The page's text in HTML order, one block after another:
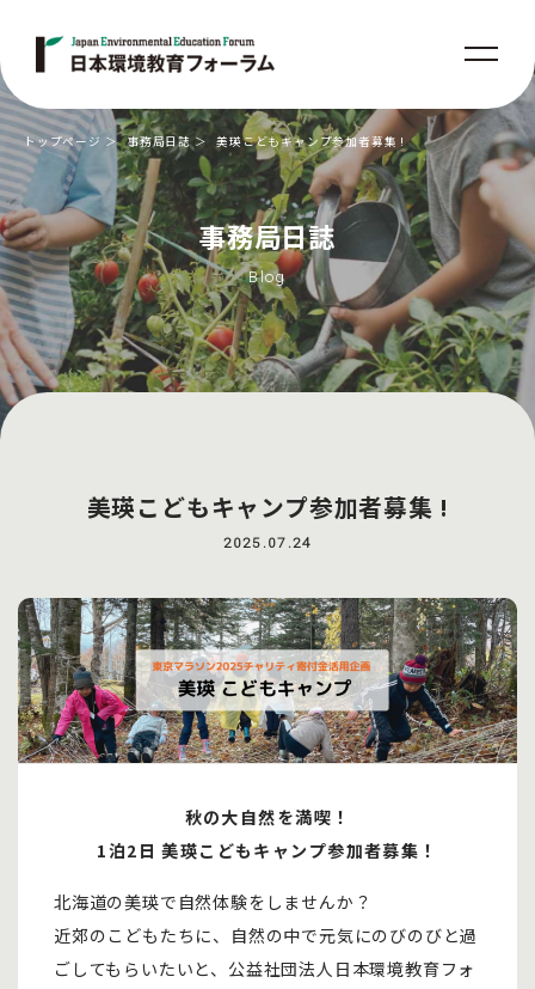
事務局日誌
Blog
トップページ 事務局日誌 美瑛こどもキャンプ参加者募集 !
美瑛こどもキャンプ参加者募集 !
2025.07.24
秋の大自然を満喫！
1泊2日 美瑛こどもキャンプ参加者募集！
北海道の美瑛で自然体験をしませんか？
近郊のこどもたちに、自然の中で元気にのびのびと過
ごしてもらいたいと、公益社団法人日本環境教育フォ